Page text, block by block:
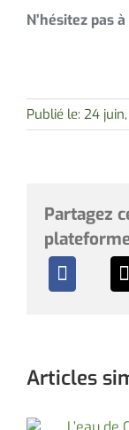
N’hésitez pas
Publié le: 24
Partagez
Articles